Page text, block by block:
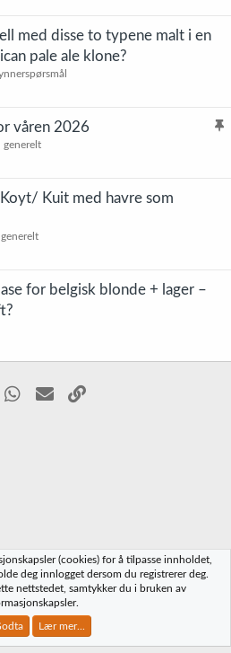
med disse to typene malt i en
pale ale klone?
K
våren 2026
Kuit med havre som
for belgisk blonde + lager –
WhatsApp
E-post
Personvernregler
2010-2023 XenForo Ltd.
(cookies) for å tilpasse innholdet,
deg innlogget dersom du registrerer deg.
nettstedet, samtykker du i bruken av
Lær mer...